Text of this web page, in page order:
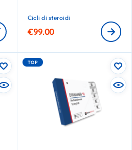
Cicli di steroidi
€99.00
TOP